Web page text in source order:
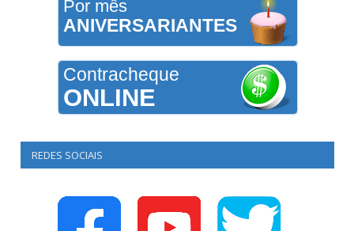
Por mês
ANIVERSARIANTES
Contracheque
ONLINE
REDES SOCIAIS